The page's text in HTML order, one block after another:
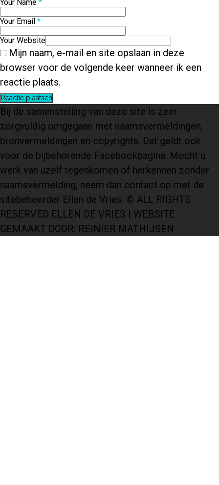
Your Name *
Your Email *
Your Website
Mijn naam, e-mail en site opslaan in deze
browser voor de volgende keer wanneer ik een
reactie plaats.
Bij de samenstelling van deze site is zeer
zorgvuldig omgegaan met naamsvermeldingen,
bronvermeldingen en copyrights. Dat geldt ook
voor de bijbehorende Facebookpagina. Mocht u
werk van uzelf tegenkomen of herkennen zonder
naamsvermelding, neem dan contact op met de
sitebeheerder Ellen de Vries. © ALL RIGHTS
RESERVED ELLEN DE VRIES | WEBSITE
GEMAAKT DOOR: REINIER MATHIJSEN